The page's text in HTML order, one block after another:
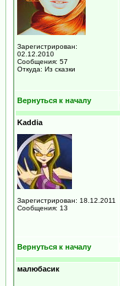
Зарегистрирован:
02.12.2010
Сообщения: 57
Откуда: Из сказки
Вернуться к началу
Kaddia
Зарегистрирован: 18.12.2011
Сообщения: 13
Вернуться к началу
малюбасик